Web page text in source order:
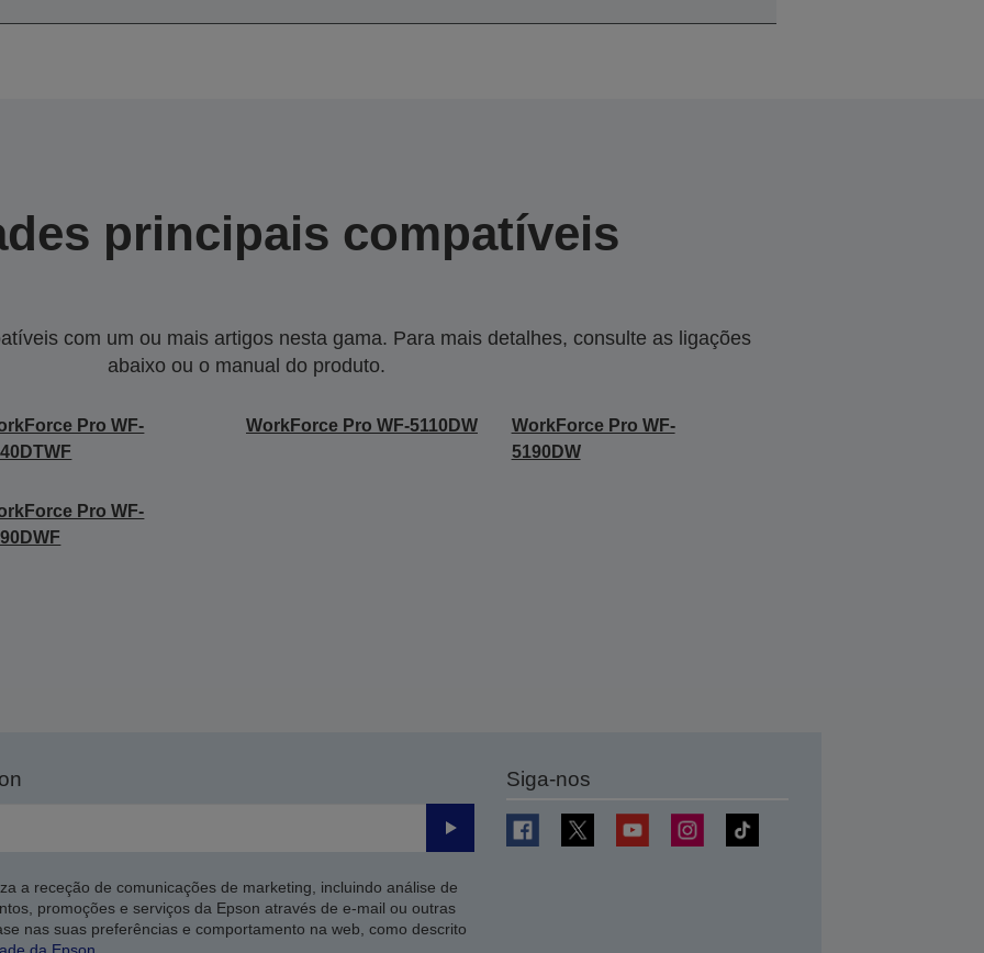
principais compatíveis
com um ou mais artigos nesta gama. Para mais detalhes, consulte as ligações
abaixo ou o manual do produto.
Pro WF-
WorkForce Pro WF-5110DW
WorkForce Pro WF-
5190DW
Pro WF-
Enviar
a receção de comunicações de marketing, incluindo análise de
promoções e serviços da Epson através de e-mail ou outras
nas suas preferências e comportamento na web, como descrito
Siga-nos